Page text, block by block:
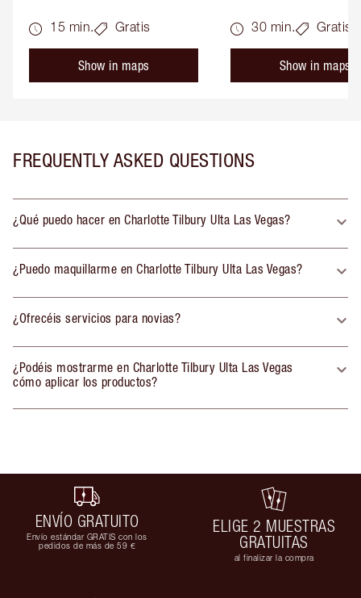
15 min. Gratis
Show in maps
30 min. Gratis
Show in maps
FREQUENTLY ASKED QUESTIONS
¿Qué puedo hacer en Charlotte Tilbury Ulta Las Vegas?
¿Puedo maquillarme en Charlotte Tilbury Ulta Las Vegas?
¿Ofrecéis servicios para novias?
¿Podéis mostrarme en Charlotte Tilbury Ulta Las Vegas
cómo aplicar los productos?
ENVÍO GRATUITO
Envío estándar GRATIS con los
pedidos de más de 59 €
ELIGE 2 MUESTRAS
GRATUITAS
al finalizar la compra